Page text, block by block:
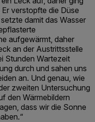
verstopfte die Düse
damit das Wasser
aufgewärmt, daher
an der Austrittsstelle
Stunden Wartezeit
durch und sahen uns
an. Und genau, wie
zweiten Untersuchung
den Wärmebildern
dass wir die Sonne